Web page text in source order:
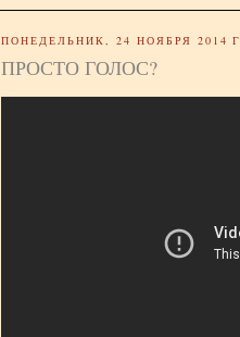
ПОНЕДЕЛЬНИК, 24 НОЯБРЯ 2014 Г.
ПРОСТО ГОЛОС?